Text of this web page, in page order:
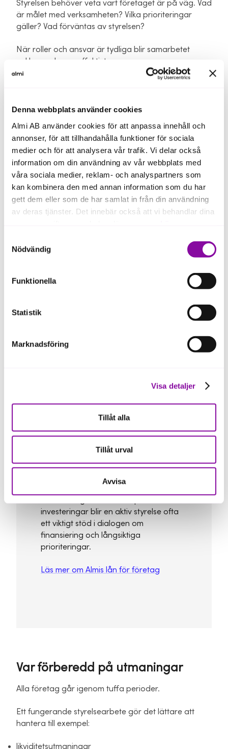
Denna webbplats använder cookies
Almi AB använder cookies för att anpassa innehåll och
annonser, för att tillhandahålla funktioner för sociala
medier och för att analysera vår trafik. Vi delar också
information om din användning av vår webbplats med
våra sociala medier, reklam- och analyspartners som
kan kombinera den med annan information som du har
gett dem eller som de har samlat in från din användning
av deras tjänster. Det innebär också att vi behandlar dina
Om du klickar på avvisa kommer användning av kakor
eller delning av information enligt ovan, inte att ske,
förutom för kakor som är nödvändiga för att hemsidan
ska fungera se mer under inställningar.
Nödvändig
Funktionella
Statistik
Marknadsföring
Visa detaljer
Tillåt alla
Tillåt urval
Avvisa
Styrelsen behöver veta vart företaget är på väg. Vad
är målet med verksamheten? Vilka prioriteringar
gäller? Vad förväntas av styrelsen?
När roller och ansvar är tydliga blir samarbetet
enklare och mer effektivt.
till företagets utveckling.
bidra med erfarenhet i viktiga beslut
hjälpa till att identifiera risker och
En bra styrelse lyfter blicken och hjälper
dig att se helheten.
investeringar blir en aktiv styrelse ofta
ett viktigt stöd i dialogen om
finansiering och långsiktiga
prioriteringar.
Läs mer om Almis lån för företag
Var förberedd på utmaningar
Alla företag går igenom tuffa perioder.
Ett fungerande styrelsearbete gör det lättare att
hantera till exempel:
likviditetsutmaningar